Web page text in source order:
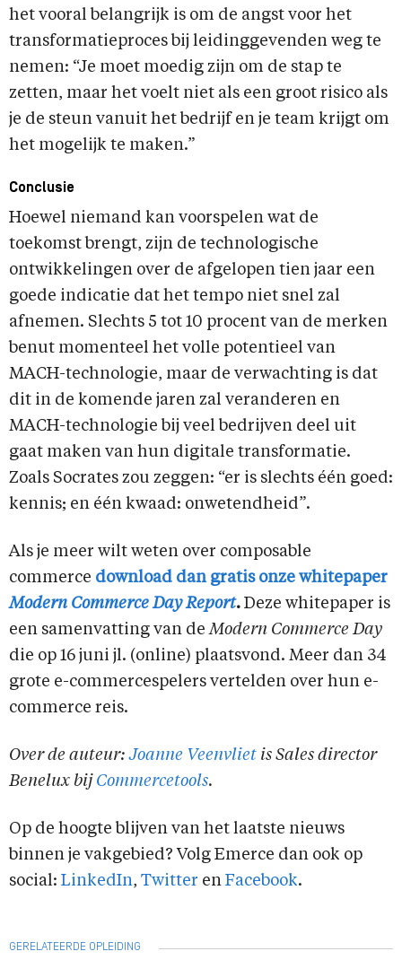
het vooral belangrijk is om de angst voor het
transformatieproces bij leidinggevenden weg te
nemen: “Je moet moedig zijn om de stap te
zetten, maar het voelt niet als een groot risico als
je de steun vanuit het bedrijf en je team krijgt om
het mogelijk te maken.”
Conclusie
Hoewel niemand kan voorspelen wat de
toekomst brengt, zijn de technologische
ontwikkelingen over de afgelopen tien jaar een
goede indicatie dat het tempo niet snel zal
afnemen. Slechts 5 tot 10 procent van de merken
benut momenteel het volle potentieel van
MACH-technologie, maar de verwachting is dat
dit in de komende jaren zal veranderen en
MACH-technologie bij veel bedrijven deel uit
gaat maken van hun digitale transformatie.
Zoals Socrates zou zeggen: “er is slechts één goed:
kennis; en één kwaad: onwetendheid”.
Als je meer wilt weten over composable
commerce download dan gratis onze whitepaper
Modern Commerce Day Report. Deze whitepaper is
een samenvatting van deModern Commerce Day
die op 16 juni jl. (online) plaatsvond. Meer dan 34
grote e-commercespelers vertelden over hun e-
commerce reis.
Over de auteur:Joanne Veenvliet is Sales director
Benelux bij Commercetools.
Op de hoogte blijven van het laatste nieuws
binnen je vakgebied? Volg Emerce dan ook op
social: LinkedIn, Twitter en Facebook.
GERELATEERDE OPLEIDING